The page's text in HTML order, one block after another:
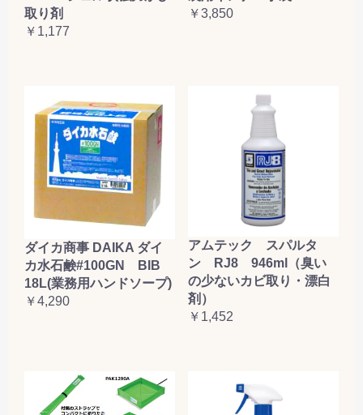
取り剤
￥1,177
￥3,850
ダイカ商事 DAIKA ダイ
カ水石鹸#100GN BIB
18L(業務用ハンドソープ)
￥4,290
アムテック スパルタ
ン RJ8 946ml（臭い
の少ないカビ取り・漂白
剤）
￥1,452